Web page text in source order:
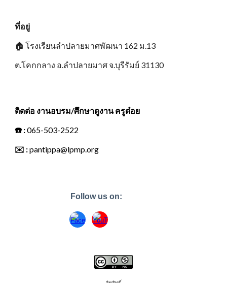
ที่อยู่
🏠โรงเรียนลำปลายมาศพัฒนา 162 ม.13
ต.โคกกลาง อ.ลำปลายมาศ จ.บุรีรัมย์ 31130
ติดต่อ งานอบรม/ศึกษาดูงาน ครูต๋อย
☎️ :065-503-2522
✉️ :pantippa@lpmp.org
Follow us on: